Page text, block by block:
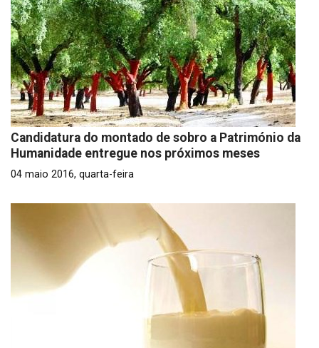
Candidatura do montado de sobro a Património da
Humanidade entregue nos próximos meses
04 maio 2016, quarta-feira